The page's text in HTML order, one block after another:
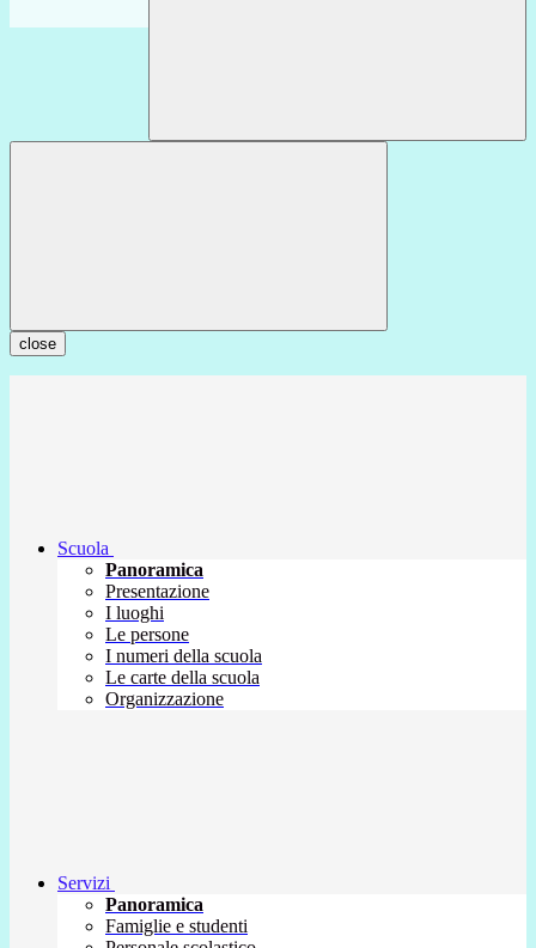
close
Scuola
Panoramica
Presentazione
I luoghi
Le persone
I numeri della scuola
Le carte della scuola
Organizzazione
Servizi
Panoramica
Famiglie e studenti